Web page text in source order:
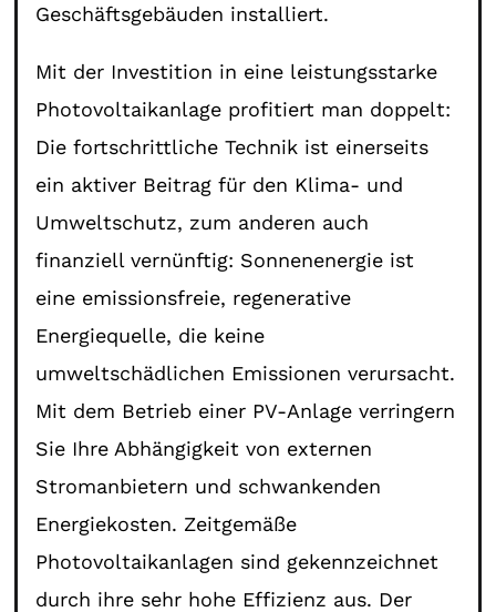
Geschäftsgebäuden installiert.
Mit der Investition in eine leistungsstarke
Photovoltaikanlage profitiert man doppelt:
Die fortschrittliche Technik ist einerseits
ein aktiver Beitrag für den Klima- und
Umweltschutz, zum anderen auch
finanziell vernünftig: Sonnenenergie ist
eine emissionsfreie, regenerative
Energiequelle, die keine
umweltschädlichen Emissionen verursacht.
Mit dem Betrieb einer PV-Anlage verringern
Sie Ihre Abhängigkeit von externen
Stromanbietern und schwankenden
Energiekosten. Zeitgemäße
Photovoltaikanlagen sind gekennzeichnet
durch ihre sehr hohe Effizienz aus. Der